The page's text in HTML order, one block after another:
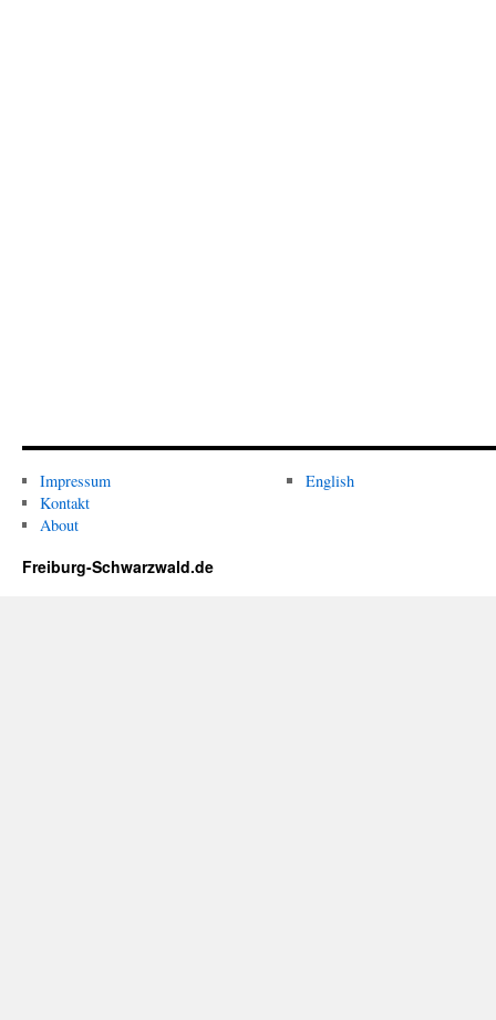
Impressum
Kontakt
About
English
Freiburg-Schwarzwald.de